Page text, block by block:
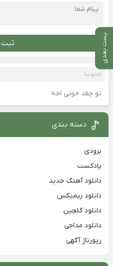
پست بعدی ثبت
امتوسا
تو چقد خوبی اخه
دسته بندی
بزودی
پادکست
دانلود آهنگ جدید
دانلود ریمیکس
دانلود گلچین
دانلود مداحی
رپورتاژ آگهی